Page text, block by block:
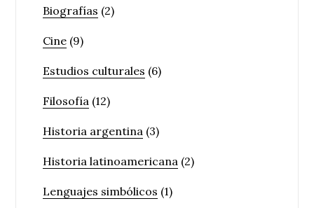
Biografías (2)
Cine (9)
Estudios culturales (6)
Filosofía (12)
Historia argentina (3)
Historia latinoamericana (2)
Lenguajes simbólicos (1)